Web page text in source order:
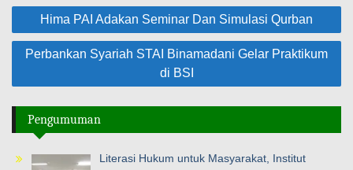
Hima PAI Adakan Seminar Dan Simulasi Qurban
Perbankan Syariah STAI Binamadani Gelar Praktikum
di BSI
Pengumuman
Literasi Hukum untuk Masyarakat, Institut